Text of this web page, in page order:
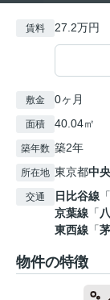
賃料 27.2万円
敷金 0ヶ月
面積 40.04㎡
築年数 築2年
所在地 東京都中
交通 日比谷線 「
京葉線 「
東西線 「
物件の特徴